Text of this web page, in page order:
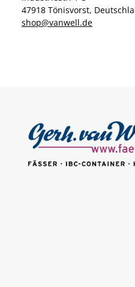
47918 Tönisvorst,
shop@vanwell.de